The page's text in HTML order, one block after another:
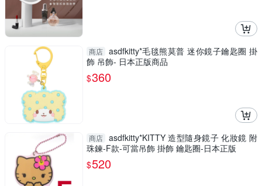
商店 asdfkitty*毛毯熊莫普 迷你鏡子鑰匙圈 掛
飾 吊飾- 日本正版商品
$360
商店 asdfkitty*KITTY 造型隨身鏡子 化妝鏡 附
珠鍊-F款-可當吊飾 掛飾 鑰匙圈-日本正版
$520